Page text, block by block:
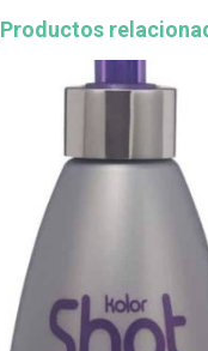
Productos